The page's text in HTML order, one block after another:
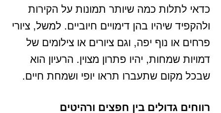
כדאי לתלות כמה שיותר תמונות על הקירות
ולהקפיד שיהיו בהן דימויים חיוביים. למשל, ציורי
פרחים או נוף יפה, וגם ציורים או צילומים של
דמויות שמחות, יהיו פתרון מצוין. הרעיון הוא
שבכל מקום שתעברו תראו יופי ושמחת חיים.
רווחים גדולים בין חפצים ורהיטים